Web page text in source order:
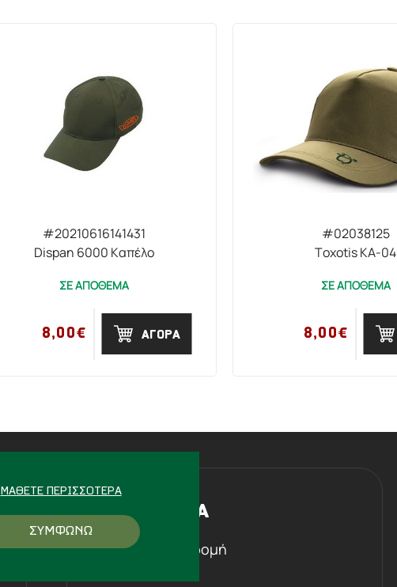
ΜΆΘΕΤΕ ΠΕΡΙΣΣΌΤΕΡΑ
ΣΥΜΦΩΝΩ
#20210616141431
Dispan 6000 Καπέλο
ΣΕ ΑΠΟΘΕΜΑ
8,00€ ΑΓΟΡΑ
#02038125
Toxotis KA-04
ΣΕ ΑΠΟΘΕΜΑ
8,00€
Η ΕΤΑΙΡΕΙΑ
Ιστορική αναδρομή